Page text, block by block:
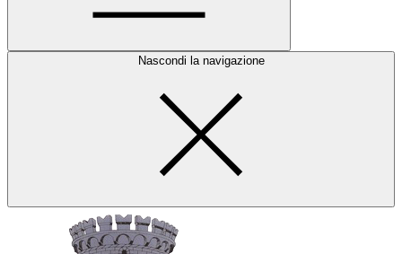
Nascondi la navigazione